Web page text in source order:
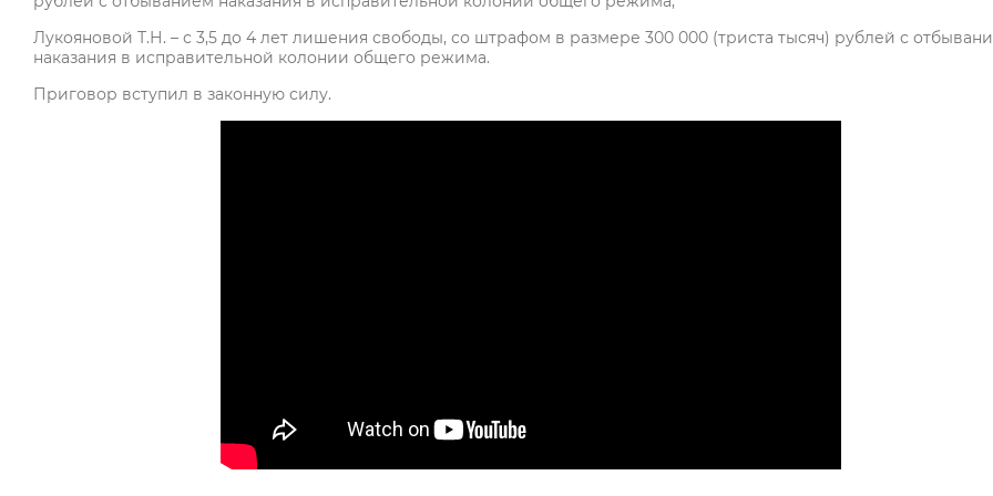
Лукояновой Т.Н. – с 3,5 до 4 лет лишения свободы, со штрафом в размере 300 000 (триста тысяч) рублей с
наказания в исправительной колонии общего режима.
Приговор вступил в законную силу.